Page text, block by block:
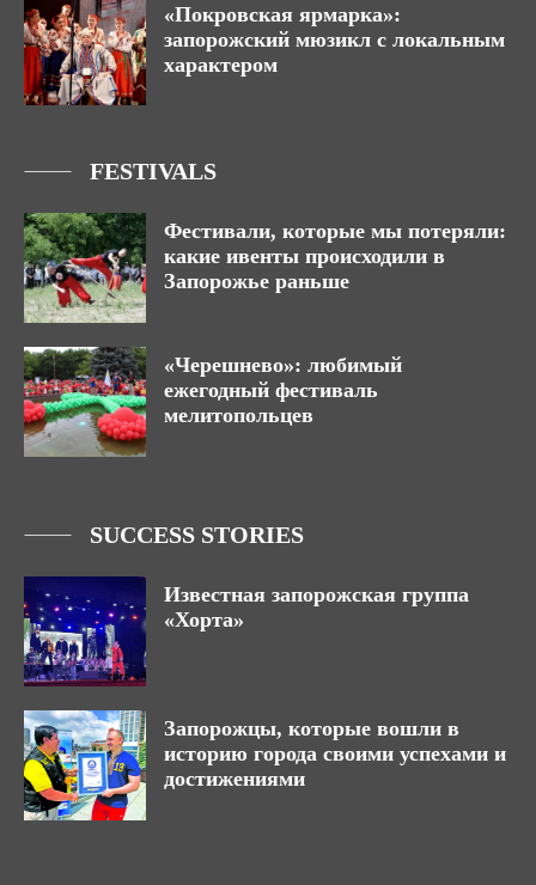
«Покровская ярмарка»:
запорожский мюзикл с локальным
характером
FESTIVALS
Фестивали, которые мы потеряли:
какие ивенты происходили в
Запорожье раньше
«Черешнево»: любимый
ежегодный фестиваль
мелитопольцев
SUCCESS STORIES
Известная запорожская группа
«Хорта»
Запорожцы, которые вошли в
историю города своими успехами и
достижениями